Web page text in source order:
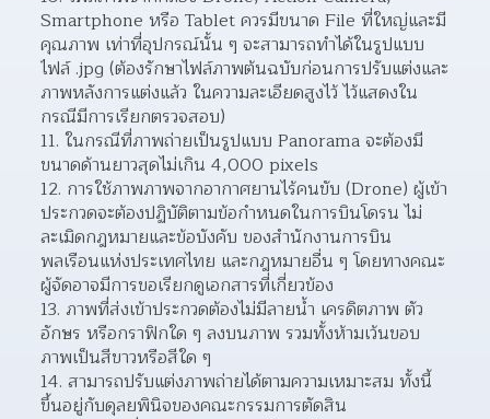
Smartphone หรือ Tablet ควรมีขนาด File ที่ใหญ่และมี
คุณภาพ เท่าที่อุปกรณ์นั้น ๆ จะสามารถทำได้ในรูปแบบ
ไฟล์ .jpg (ต้องรักษาไฟล์ภาพต้นฉบับก่อนการปรับแต่งและ
ภาพหลังการแต่งแล้ว ในความละเอียดสูงไว้ ไว้แสดงใน
กรณีมีการเรียกตรวจสอบ)
ในกรณีที่ภาพถ่ายเป็นรูปแบบ Panorama จะต้องมี
ขนาดด้านยาวสุดไม่เกิน 4,000 pixels
การใช้ภาพภาพจากอากาศยานไร้คนขับ (Drone) ผู้เข้า
ประกวดจะต้องปฏิบัติตามข้อกำหนดในการบินโดรน ไม่
ละเมิดกฎหมายและข้อบังคับ ของสำนักงานการบิน
พลเรือนแห่งประเทศไทย และกฎหมายอื่น ๆ โดยทางคณะ
ผู้จัดอาจมีการขอเรียกดูเอกสารที่เกี่ยวข้อง
ภาพที่ส่งเข้าประกวดต้องไม่มีลายน้ำ เครดิตภาพ ตัว
อักษร หรือกราฟิกใด ๆ ลงบนภาพ รวมทั้งห้ามเว้นขอบ
ภาพเป็นสีขาวหรือสีใด ๆ
สามารถปรับแต่งภาพถ่ายได้ตามความเหมาะสม ทั้งนี้
ขึ้นอยู่กับดุลยพินิจของคณะกรรมการตัดสิน